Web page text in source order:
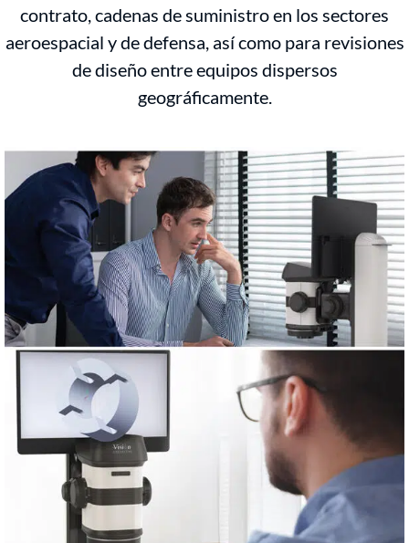
contrato, cadenas de suministro en los sectores
aeroespacial y de defensa, así como para revisiones
de diseño entre equipos dispersos
geográficamente.